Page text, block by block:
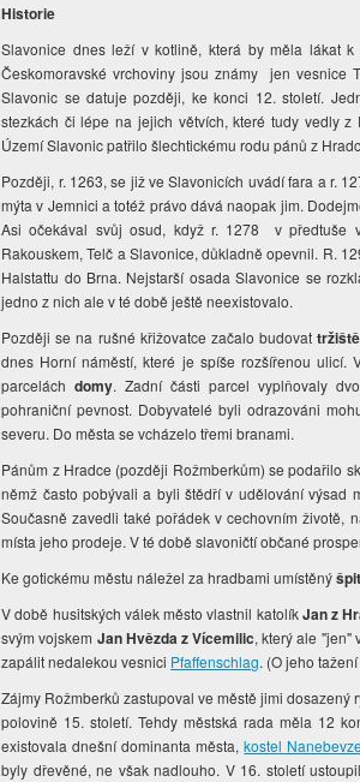
Historie
Slavonice dnes leží v kotlině, která by měla lákat
Českomoravské vrchoviny jsou známy jen
Slavonic se datuje později, ke konci 12. století.
stezkách či lépe na jejich větvích, které tudy vedly
Území Slavonic patřilo šlechtickému rodu pánů z
Později, r. 1263, se již ve Slavonicích uvádí fara a r.
mýta v Jemnici a totéž právo dává naopak jim.
Asi očekával svůj osud, když r. 1278 v předtuše
Rakouskem, Telč a Slavonice, důkladně opevnil. R.
Halstattu do Brna. Nejstarší osada Slavonice se
jedno z nich ale v té době ještě neexistovalo.
Později se na rušné křižovatce začalo budovattržiště
dnes Horní náměstí, které je spíše rozšířenou ulicí.
parceláchdomy. Zadní části parcel vyplňovaly
pohraniční pevnost. Dobyvatelé byli odrazováni
severu. Do města se vcházelo třemi branami.
Pánům z Hradce (později Rožmberkům) se podařilo
němž často pobývali a byli štědří v udělování výsad
Současně zavedli také pořádek v cechovním životě,
místa jeho prodeje. V té době slavoničtí občané
Ke gotickému městu náležel za hradbami umístěný
V době husitských válek město vlastnil katolíkJan z
svým vojskem Jan Hvězda z Vícemilic, který ale "jen"
zapálit nedalekou vesnici Pfaffenschlag. (O jeho
Zájmy Rožmberků zastupoval ve městě jimi
polovině 15. století. Tehdy městská rada měla 12
existovala dnešní dominanta města,kostel
byly dřevěné, ne však nadlouho. V 16. století